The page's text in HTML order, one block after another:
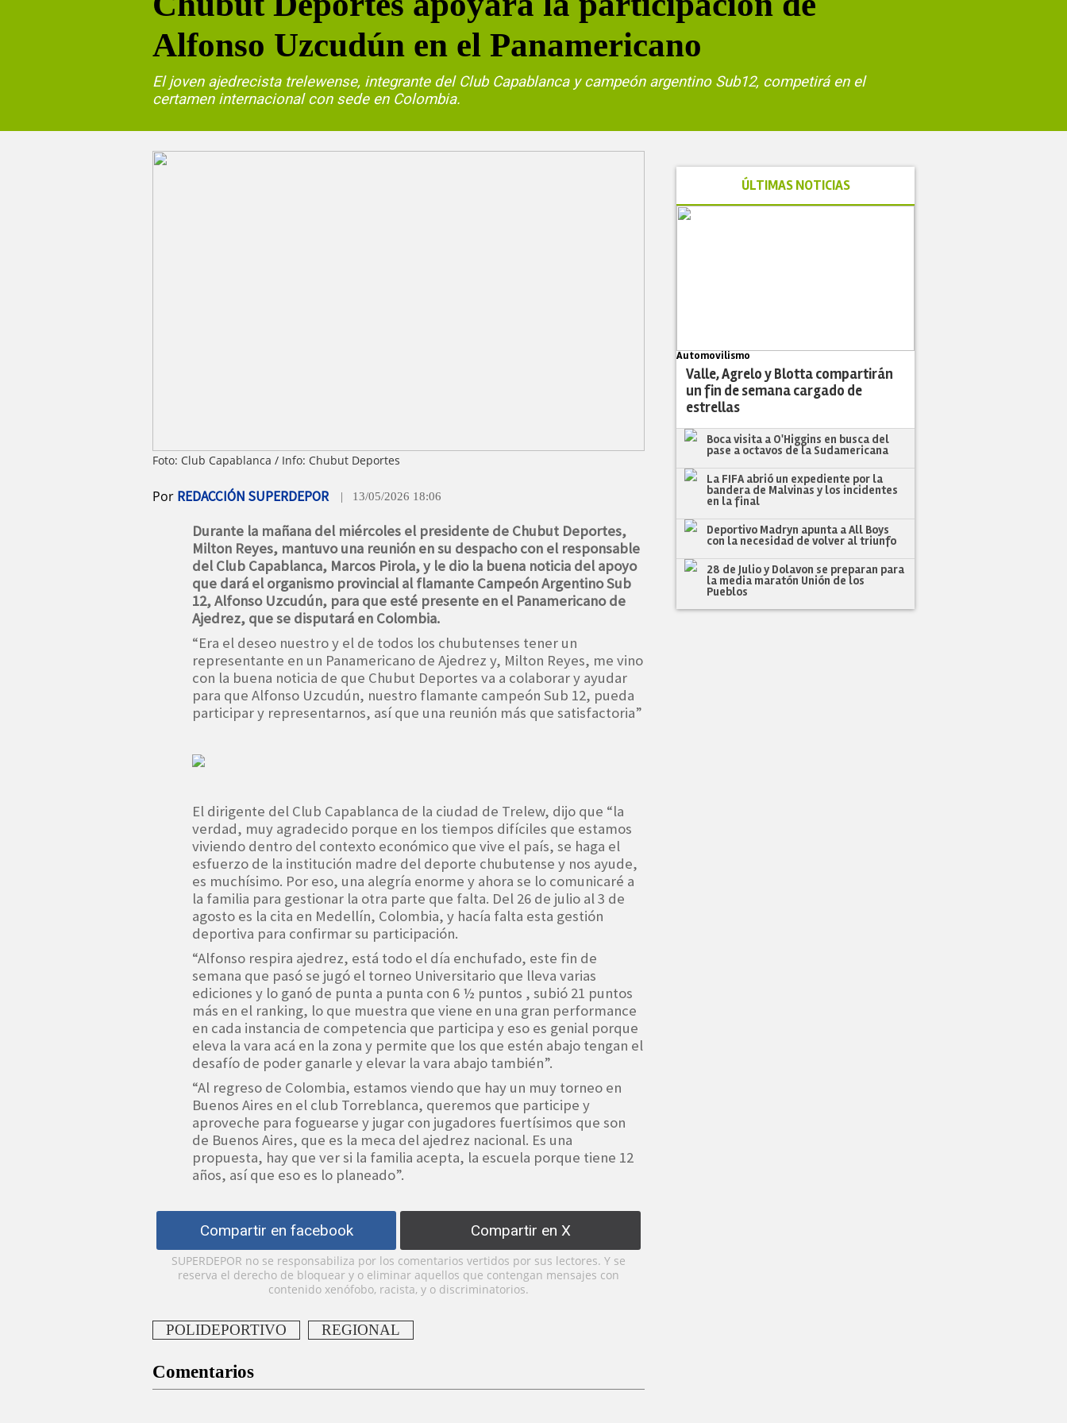
Alfonso Uzcudún en el Panamericano
El joven ajedrecista trelewense, integrante del Club Capablanca y campeón argentino Sub12, competirá en el
certamen internacional con sede en Colombia.
Foto: Club Capablanca / Info: Chubut Deportes
Por REDACCIÓN SUPERDEPOR | 13/05/2026 18:06
Durante la mañana del miércoles el presidente de Chubut Deportes,
Milton Reyes, mantuvo una reunión en su despacho con el responsable
del Club Capablanca, Marcos Pirola, y le dio la buena noticia del apoyo
que dará el organismo provincial al flamante Campeón Argentino Sub
12, Alfonso Uzcudún, para que esté presente en el Panamericano de
Ajedrez, que se disputará en Colombia.
“Era el deseo nuestro y el de todos los chubutenses tener un
representante en un Panamericano de Ajedrez y, Milton Reyes, me vino
con la buena noticia de que Chubut Deportes va a colaborar y ayudar
para que Alfonso Uzcudún, nuestro flamante campeón Sub 12, pueda
participar y representarnos, así que una reunión más que satisfactoria”
El dirigente del Club Capablanca de la ciudad de Trelew, dijo que “la
verdad, muy agradecido porque en los tiempos difíciles que estamos
viviendo dentro del contexto económico que vive el país, se haga el
esfuerzo de la institución madre del deporte chubutense y nos ayude,
es muchísimo. Por eso, una alegría enorme y ahora se lo comunicaré a
la familia para gestionar la otra parte que falta. Del 26 de julio al 3 de
agosto es la cita en Medellín, Colombia, y hacía falta esta gestión
deportiva para confirmar su participación.
“Alfonso respira ajedrez, está todo el día enchufado, este fin de
semana que pasó se jugó el torneo Universitario que lleva varias
ediciones y lo ganó de punta a punta con 6 ½ puntos , subió 21 puntos
más en el ranking, lo que muestra que viene en una gran performance
en cada instancia de competencia que participa y eso es genial porque
eleva la vara acá en la zona y permite que los que estén abajo tengan el
desafío de poder ganarle y elevar la vara abajo también”.
“Al regreso de Colombia, estamos viendo que hay un muy torneo en
Buenos Aires en el club Torreblanca, queremos que participe y
aproveche para foguearse y jugar con jugadores fuertísimos que son
de Buenos Aires, que es la meca del ajedrez nacional. Es una
propuesta, hay que ver si la familia acepta, la escuela porque tiene 12
años, así que eso es lo planeado”.
Compartir en facebook Compartir en X
SUPERDEPOR no se responsabiliza por los comentarios vertidos por sus lectores. Y se
reserva el derecho de bloquear y o eliminar aquellos que contengan mensajes con
contenido xenófobo, racista, y o discriminatorios.
POLIDEPORTIVO REGIONAL
Comentarios
ÚLTIMAS NOTICIAS
Automovilismo
Valle, Agrelo y Blotta compartirán
un fin de semana cargado de
estrellas
Boca visita a O'Higgins en busca del
pase a octavos de la Sudamericana
La FIFA abrió un expediente por la
bandera de Malvinas y los incidentes
en la final
Deportivo Madryn apunta a All Boys
con la necesidad de volver al triunfo
28 de Julio y Dolavon se preparan para
la media maratón Unión de los
Pueblos